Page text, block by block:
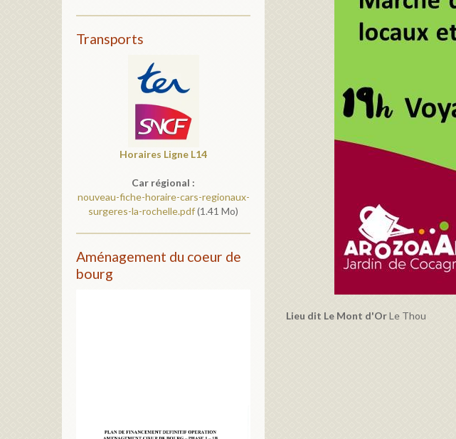
Lieu dit Le Mont d'OrLe Thou
Transports
Horaires Ligne L14
Car régional :
nouveau-fiche-horaire-cars-regionaux-
surgeres-la-rochelle.pdf(1.41 Mo)
Aménagement du coeur de
bourg